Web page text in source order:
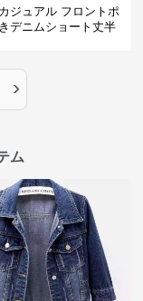
ジュアル フロントポ
デニムショート丈半
›
ム